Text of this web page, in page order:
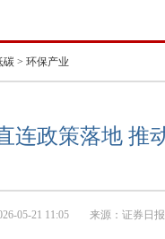
碳 > 环保产业
连政策落地 推
05-21 11:05 来源： 证券日报